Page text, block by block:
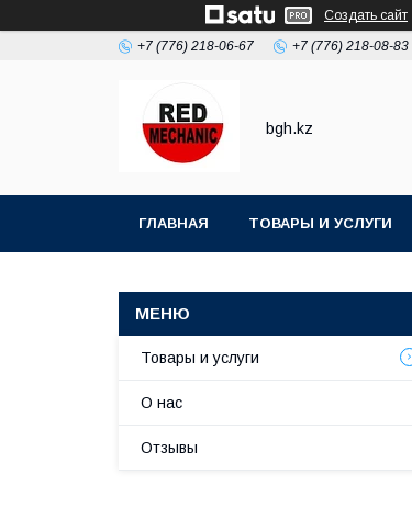
Создать сайт
+7 (776) 218-06-67 +7 (776) 218-08-83
bgh.kz
ГЛАВНАЯ ТОВАРЫ И УСЛУГИ
Товары и услуги
О нас
Отзывы